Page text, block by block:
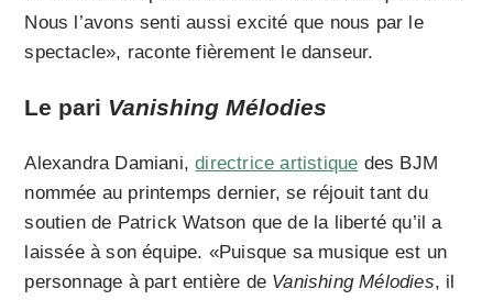
Nous l’avons senti aussi excité que nous par le
spectacle», raconte fièrement le danseur.
Le pari Vanishing Mélodies
Alexandra Damiani,directrice artistique des BJM
nommée au printemps dernier, se réjouit tant du
soutien de Patrick Watson que de la liberté qu’il a
laissée à son équipe. «Puisque sa musique est un
personnage à part entière de Vanishing Mélodies, il